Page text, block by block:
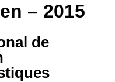
– 2015
de